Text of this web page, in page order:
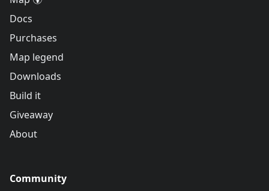
Docs
Purchases
Map legend
Downloads
Build it
Giveaway
About
Community